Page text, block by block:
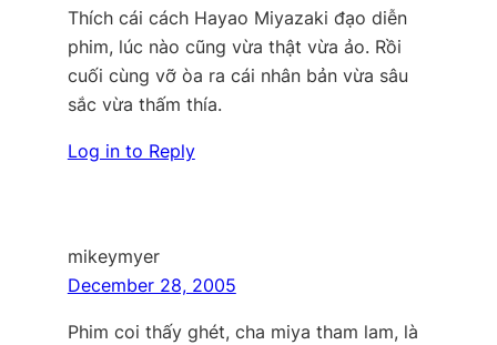
Thích cái cách Hayao Miyazaki đạo diễn
phim, lúc nào cũng vừa thật vừa ảo. Rồi
cuối cùng vỡ òa ra cái nhân bản vừa sâu
sắc vừa thấm thía.
Log in to Reply
mikeymyer
December 28, 2005
Phim coi thấy ghét, cha miya tham lam, là